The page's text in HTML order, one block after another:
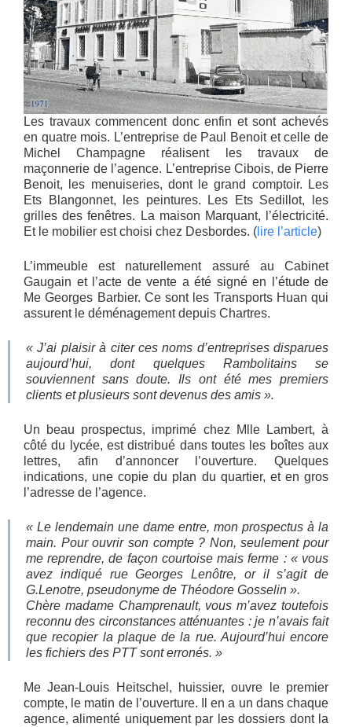
Les travaux commencent donc enfin et sont achevés
en quatre mois. L’entreprise de Paul Benoit et celle de
Michel Champagne réalisent les travaux de
maçonnerie de l’agence. L’entreprise Cibois, de Pierre
Benoit, les menuiseries, dont le grand comptoir. Les
Ets Blangonnet, les peintures. Les Ets Sedillot, les
grilles des fenêtres. La maison Marquant, l’électricité.
Et le mobilier est choisi chez Desbordes. ( lire l’article)
L’immeuble est naturellement assuré au Cabinet
Gaugain et l’acte de vente a été signé en l’étude de
Me Georges Barbier. Ce sont les Transports Huan qui
assurent le déménagement depuis Chartres.
« J’ai plaisir à citer ces noms d’entreprises disparues
aujourd’hui, dont quelques Rambolitains se
souviennent sans doute. Ils ont été mes premiers
clients et plusieurs sont devenus des amis ».
Un beau prospectus, imprimé chez Mlle Lambert, à
côté du lycée, est distribué dans toutes les boîtes aux
lettres, afin d’annoncer l’ouverture. Quelques
indications, une copie du plan du quartier, et en gros
l’adresse de l’agence.
« Le lendemain une dame entre, mon prospectus à la
main. Pour ouvrir son compte ? Non, seulement pour
me reprendre, de façon courtoise mais ferme : « vous
avez indiqué rueGeorges Lenôtre, or il s’agit de
G.Lenotre, pseudonyme de Théodore Gosselin ».
Chère madame Champrenault, vous m’avez toutefois
reconnu des circonstances atténuantes : je n’avais fait
que recopier la plaque de la rue. Aujourd’hui encore
les fichiers des PTT sont erronés. »
Me Jean-Louis Heitschel, huissier, ouvre le premier
compte, le matin de l’ouverture. Il en a un dans chaque
agence, alimenté uniquement par les dossiers dont la